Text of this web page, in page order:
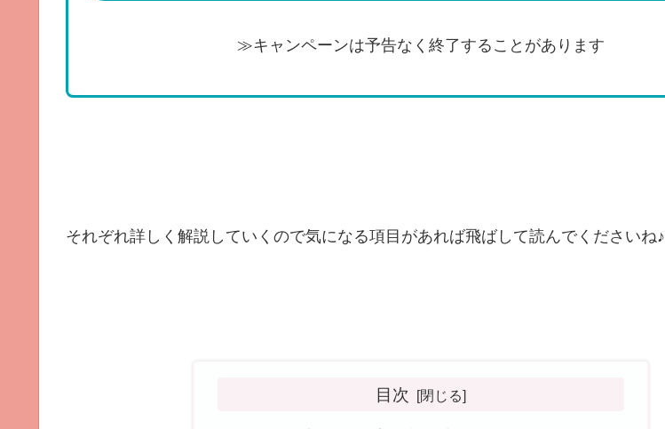
≫キャンペーンは予告なく終了することがあります
それぞれ詳しく解説していくので気になる項目があれば飛ばして読んでくださいね♪
目次